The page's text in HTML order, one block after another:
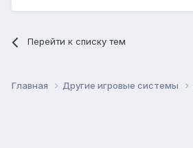
Перейти к списку тем
Главная Другие игровые системы